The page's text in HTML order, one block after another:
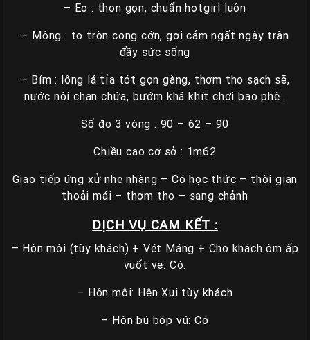
– Eo : thon gọn, chuẩn hotgirl luôn
– Mông : to tròn cong cớn, gợi cảm ngất ngây tràn
đầy sức sống
– Bím : lông lá tỉa tót gọn gàng, thơm tho sạch sẽ,
nước nôi chan chứa, bướm khá khít chơi bao phê .
Số đo 3 vòng : 90 – 62 – 90
Chiều cao cơ sở : 1m62
Giao tiếp ứng xử nhẹ nhàng – Có học thức – thời gian
thoải mái – thơm tho – sang chảnh
DỊCH VỤ CAM KẾT :
– Hôn môi (tùy khách) + Vét Máng + Cho khách ôm ấp
vuốt ve: Có.
– Hôn môi: Hên Xui tùy khách
– Hôn bú bóp vú: Có